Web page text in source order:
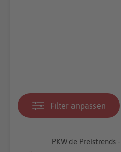
Filter anpassen
PKW.de